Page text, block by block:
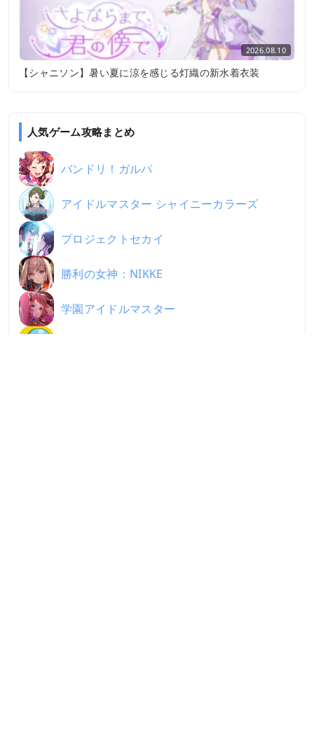
2026.08.10
【シャニソン】暑い夏に涼を感じる灯織の新水着衣装
人気ゲーム攻略まとめ
バンドリ！ガルパ
アイドルマスター シャイニーカラーズ
プロジェクトセカイ
勝利の女神：NIKKE
学園アイドルマスター